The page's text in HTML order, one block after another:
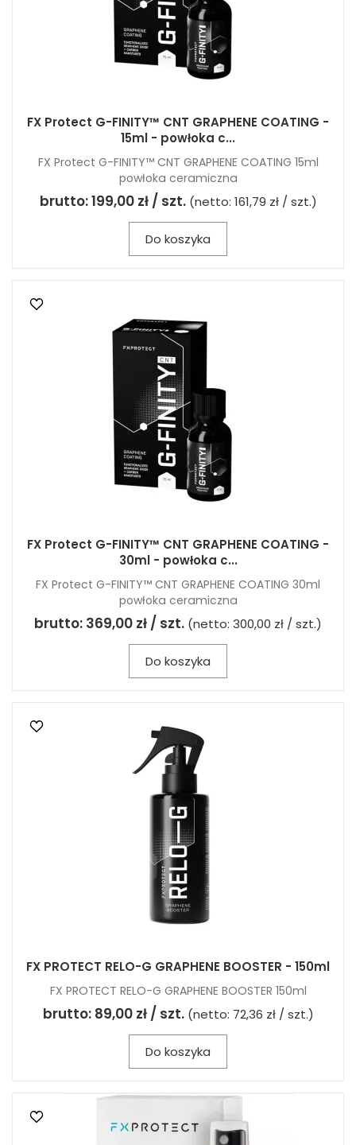
FX Protect G-FINITY™ CNT GRAPHENE COATING -
15ml - powłoka c...
FX Protect G-FINITY™ CNT GRAPHENE COATING 15ml
powłoka ceramiczna
brutto:199,00 zł / szt. (netto: 161,79 zł / szt.)
Do koszyka
FX Protect G-FINITY™ CNT GRAPHENE COATING -
30ml - powłoka c...
FX Protect G-FINITY™ CNT GRAPHENE COATING 30ml
powłoka ceramiczna
brutto: 369,00 zł / szt. (netto: 300,00 zł / szt.)
Do koszyka
FX PROTECT RELO-G GRAPHENE BOOSTER - 150ml
FX PROTECT RELO-G GRAPHENE BOOSTER 150ml
brutto: 89,00 zł / szt. (netto: 72,36 zł / szt.)
Do koszyka